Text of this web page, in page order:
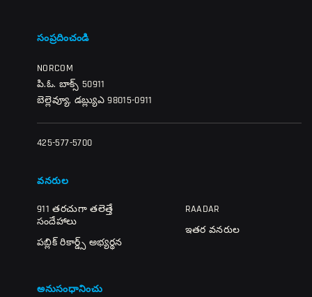
సంప్రదించండి
NORCOM
పి.ఓ. బాక్స్ 50911
బెల్లెవ్యూ, డబ్ల్యుఎ 98015-0911
425-577-5700
వనరుల
911 తరచుగా తలెత్తే
సందేహాలు
పబ్లిక్ రికార్డ్స్ అభ్యర్థన
RAADAR
ఇతర వనరుల
అనుసంధానించు